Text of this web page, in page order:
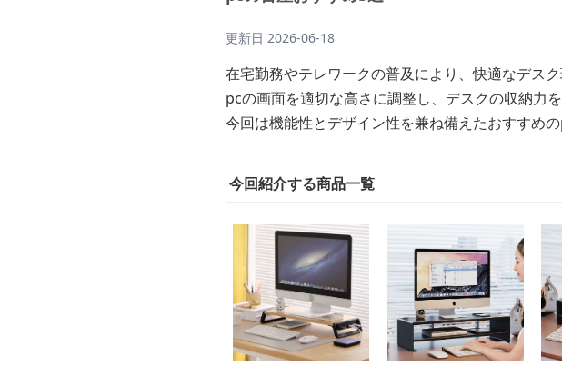
更新日 2026-06-18
在宅勤務やテレワークの普及により、快適なデス
pcの画面を適切な高さに調整し、デスクの収納力
今回は機能性とデザイン性を兼ね備えたおすすめ
今回紹介する商品一覧